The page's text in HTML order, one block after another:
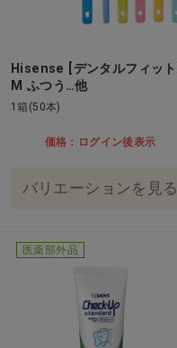
Hisense [デンタルフィット]
M ふつう…他
1箱(50本)
価格：ログイン後表示
バリエーションを見る
医薬部外品